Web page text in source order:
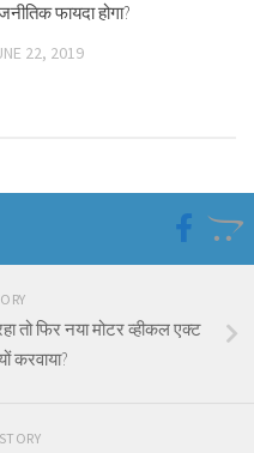
फायदा होगा?
22, 2019
तो फिर नया मोटर व्हीकल एक्ट
करवाया?